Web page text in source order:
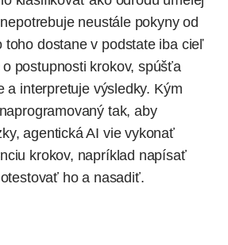
neustále pokyny od
toho dostane v podstate iba cieľ
postupnosti krokov, spúšťa
a interpretuje výsledky. Kým
tak, aby
agentická AI vie vykonať
krokov, napríklad napísať
ho a nasadiť.